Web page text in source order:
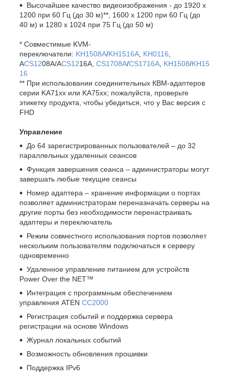
Высочайшее качество видеоизображения - до 1920 x
1200 при 60 Гц (до 30 м)**, 1600 x 1200 при 60 Гц (до
40 м) и 1280 x 1024 при 75 Гц (до 50 м)
* Совместимые KVM-
переключатели: KH1508A/KH1516A KH0116
ACS1208A/ACS1216A, CS1708A/CS1716A KH1508/KH15
16
** При использовании соединительных КВМ-адаптеров
серии KA71xx или KA75xx; пожалуйста, проверьте
этикетку продукта, чтобы убедиться, что у Вас версия с
FHD
Управление
До 64 зарегистрированных пользователей – до 32
параллельных удаленных сеансов
Функция завершения сеанса – администраторы могут
завершать любые текущие сеансы
Номер адаптера – хранение информации о портах
позволяет администраторам переназначать серверы на
другие порты без необходимости перенастраивать
адаптеры и переключатель
Режим совместного использования портов позволяет
нескольким пользователям подключаться к серверу
одновременно
Удаленное управление питанием для устройств
Power Over the NET™
Интеграция с программным обеспечением
управления ATEN CC2000
Регистрация событий и поддержка сервера
регистрации на основе Windows
Журнал локальных событий
Возможность обновления прошивки
Поддержка IPv6